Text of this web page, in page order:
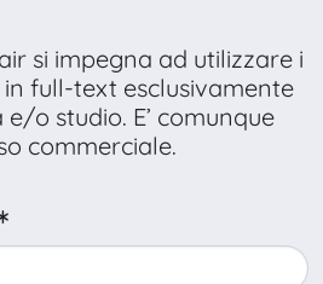
si impegna ad utilizzare i
full-text esclusivamente
o studio. E’ comunque
commerciale.